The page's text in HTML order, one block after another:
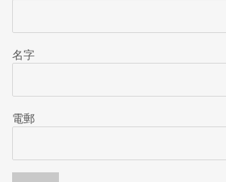
名字
電郵